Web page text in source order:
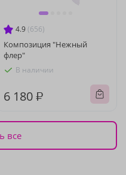
4.9 (656)
Композиция "Нежный
флер"
В наличии
6 180 ₽
все